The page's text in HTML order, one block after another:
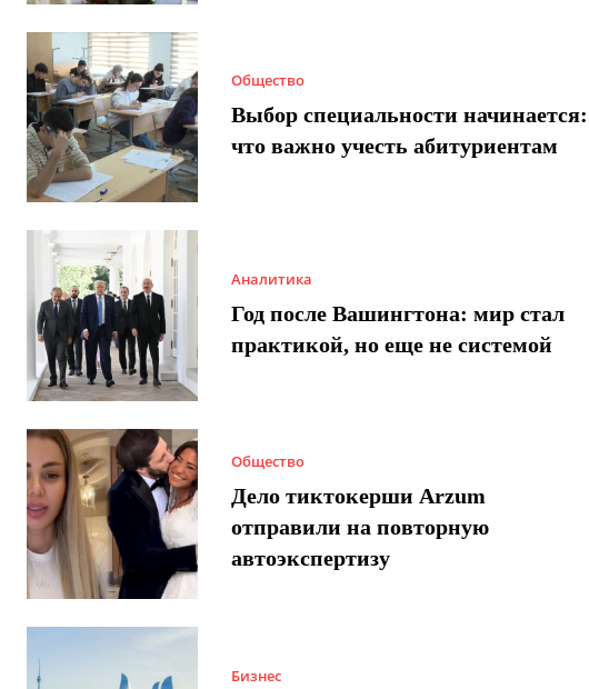
Общество
Выбор специальности начинается:
что важно учесть абитуриентам
Аналитика
Год после Вашингтона: мир стал
практикой, но еще не системой
Общество
Дело тиктокерши Arzum
отправили на повторную
автоэкспертизу
Бизнес